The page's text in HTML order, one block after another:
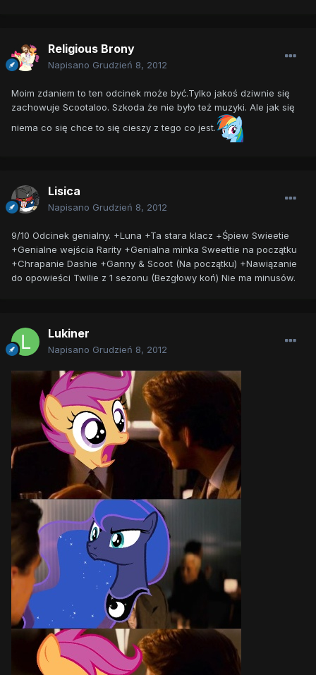
Religious Brony
Napisano Grudzień 8, 2012
Moim zdaniem to ten odcinek może być.Tylko jakoś dziwnie się
zachowuje Scootaloo. Szkoda że nie było też muzyki. Ale jak się
niema co się chce to się cieszy z tego co jest.
Lisica
Napisano Grudzień 8, 2012
9/10 Odcinek genialny. +Luna +Ta stara klacz +Śpiew Swieetie
+Genialne wejścia Rarity +Genialna minka Sweettie na początku
+Chrapanie Dashie +Ganny & Scoot (Na początku) +Nawiązanie
do opowieści Twilie z 1 sezonu (Bezgłowy koń) Nie ma minusów.
Lukiner
Napisano Grudzień 8, 2012